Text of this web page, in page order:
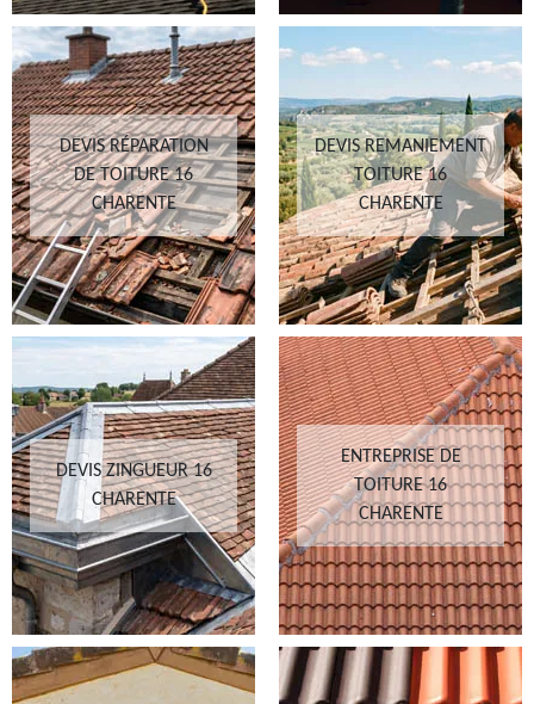
DEVIS RÉPARATION
DE TOITURE 16
CHARENTE
DEVIS REMANIEMENT
TOITURE 16
CHARENTE
DEVIS ZINGUEUR 16
CHARENTE
ENTREPRISE DE
TOITURE 16
CHARENTE